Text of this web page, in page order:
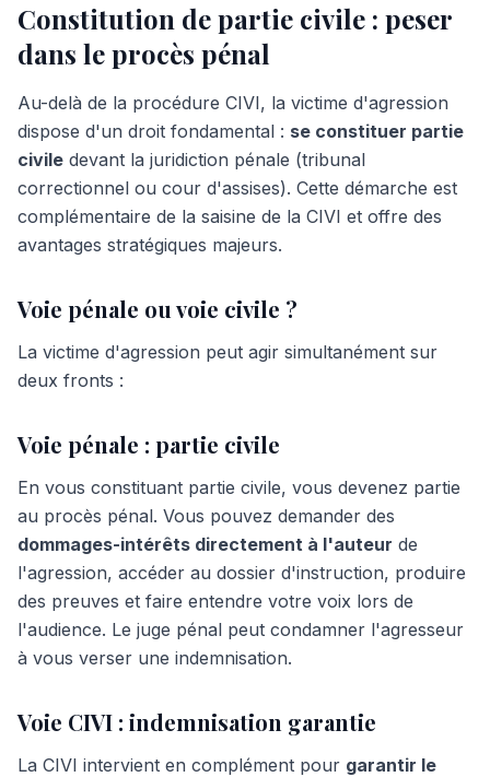
Constitution departie civile : peser
dans le procès pénal
Au-delà de la procédure CIVI, la victime d'agression
dispose d'un droit fondamental : se constituer partie
civile devant la juridiction pénale (tribunal
correctionnel ou cour d'assises). Cette démarche est
complémentaire de la saisine de la CIVI et offre des
avantages stratégiques majeurs.
Voie pénale ou voie civile ?
La victime d'agression peut agir simultanément sur
deux fronts :
Voie pénale : partie civile
En vous constituant partie civile, vous devenez partie
au procès pénal. Vous pouvez demander des
dommages-intérêts directement à l'auteur de
l'agression, accéder au dossier d'instruction, produire
des preuves et faire entendre votre voix lors de
l'audience. Le juge pénal peut condamner l'agresseur
à vous verser une indemnisation.
Voie CIVI : indemnisation garantie
La CIVI intervient en complément pour garantir le